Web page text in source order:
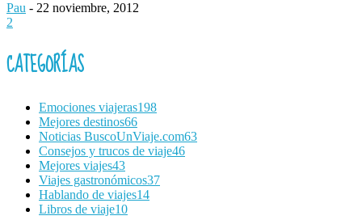
Pau - 22 noviembre, 2012
2
CATEGORÍAS
Emociones viajeras198
Mejores destinos66
Noticias BuscoUnViaje.com63
Consejos y trucos de viaje46
Mejores viajes43
Viajes gastronómicos37
Hablando de viajes14
Libros de viaje10